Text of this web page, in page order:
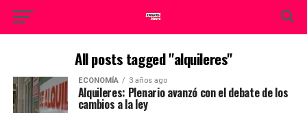
All posts tagged "alquileres"
ECONOMÍA 3 años ago
Alquileres: Plenario avanzó con el debate de los
cambios a la ley